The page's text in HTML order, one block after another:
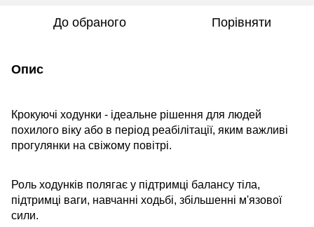
До обраного Порівняти
Опис
Крокуючі ходунки - ідеальне рішення для людей
похилого віку або в період реабілітації, яким важливі
прогулянки на свіжому повітрі.
Роль ходунків полягає у підтримці балансу тіла,
підтримці ваги, навчанні ходьбі, збільшенні м'язової
сили.